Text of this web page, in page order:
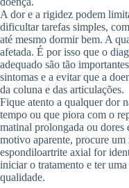
A dor e a rigidez podem
dificultar tarefas simples,
até mesmo dormir bem. A
afetada. É por isso que o
adequado são tão
sintomas e a evitar que a
da coluna e das articulações.
Fique atento a qualquer dor
tempo ou que piora com o
matinal prolongada ou dores
motivo aparente, procure um
espondiloartrite axial for
iniciar o tratamento e ter
qualidade.